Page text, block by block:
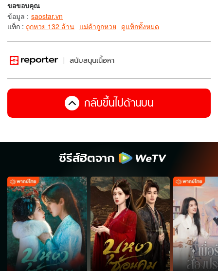
ขอขอบคุณ
ข้อมูล : saostar.vn
แท็ก : ถูกหวย 132 ล้าน แม่ค้าถูกหวย ดูแท็กทั้งหมด
สนับสนุนเนื้อหา
กลับขึ้นไปด้านบน
ซีรีส์ฮิตจาก